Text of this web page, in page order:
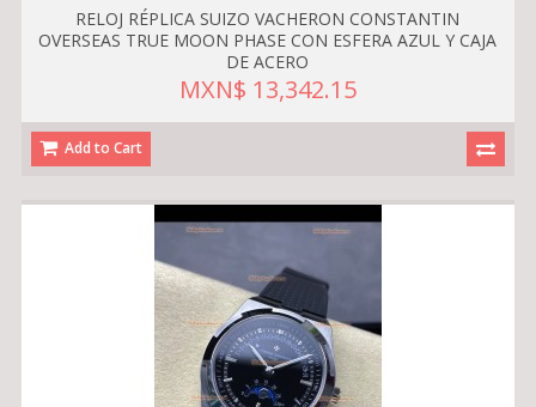
RELOJ RÉPLICA SUIZO VACHERON CONSTANTIN
OVERSEAS TRUE MOON PHASE CON ESFERA AZUL Y CAJA
DE ACERO
MXN$ 13,342.15
Add to Cart